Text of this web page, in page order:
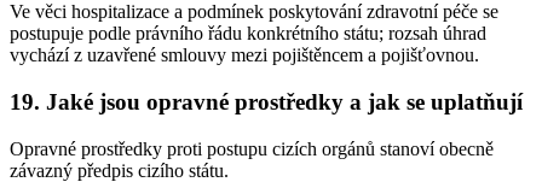
Ve věci hospitalizace a podmínek poskytování zdravotní péče se
postupuje podle právního řádu konkrétního státu; rozsah úhrad
vychází z uzavřené smlouvy mezi pojištěncem a pojišťovnou.
19. Jaké jsou opravné prostředky a jak se uplatňují
Opravné prostředky proti postupu cizích orgánů stanoví obecně
závazný předpis cizího státu.